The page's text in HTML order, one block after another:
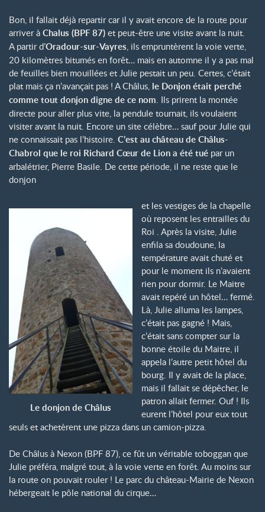
Bon, il fallait déjà repartir car il y avait encore de la route pour
arriver à Chalus (BPF 87) et peut-être une visite avant la nuit.
A partir d’Oradour-sur-Vayres , ils empruntèrent la voie verte,
20 kilomètres bitumés en forêt… mais en automne il y a pas mal
de feuilles bien mouillées et Julie pestait un peu. Certes, c’était
plat mais ça n’avançait pas ! A Châlus, le Donjon était perché
comme tout donjon digne de ce nom . Ils prirent la montée
directe pour aller plus vite, la pendule tournait, ils voulaient
visiter avant la nuit. Encore un site célèbre… sauf pour Julie qui
ne connaissait pas l’histoire. C’est au château de Châlus-
Chabrol que le roi Richard Cœur de Lion a été tué par un
arbalétrier, Pierre Basile. De cette période, il ne reste que le
donjon
Le donjon de Châlus
et les vestiges de la chapelle
où reposent les entrailles du
Roi . Après la visite, Julie
enfila sa doudoune, la
température avait chuté et
pour le moment ils n’avaient
rien pour dormir. Le Maitre
avait repéré un hôtel… fermé.
Là, Julie alluma les lampes,
c’était pas gagné ! Mais,
c’était sans compter sur la
bonne étoile du Maitre, il
appela l’autre petit hôtel du
bourg. Il y avait de la place,
mais il fallait se dépêcher, le
patron allait fermer. Ouf ! Ils
eurent l’hôtel pour eux tout
seuls et achetèrent une pizza dans un camion-pizza.
De Châlus à Nexon (BPF 87), ce fût un véritable toboggan que
Julie préféra, malgré tout, à la voie verte en forêt. Au moins sur
la route on pouvait rouler ! Le parc du château-Mairie de Nexon
hébergeait le pôle national du cirque…